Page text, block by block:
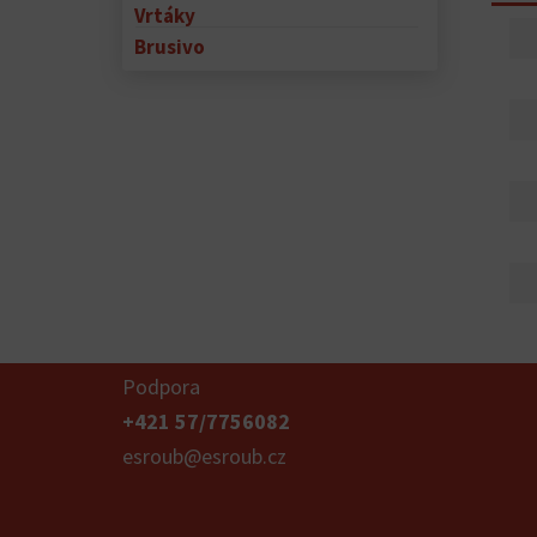
Vrtáky
Brusivo
Podpora
+421 57/7756082
esroub@esroub.cz